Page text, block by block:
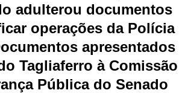
adulterou documentos
operações da Polícia
apresentados
Tagliaferro à Comissão
Pública do Senado